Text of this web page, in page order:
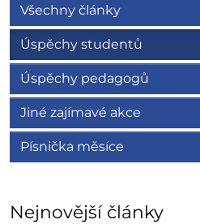
Všechny články
Úspěchy studentů
Úspěchy pedagogů
Jiné zajímavé akce
Písnička měsíce
Nejnovější články